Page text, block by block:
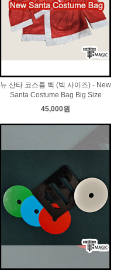
뉴 산타 코스튬 백 (빅 사이즈) - New
Santa Costume Bag Big Size
45,000원